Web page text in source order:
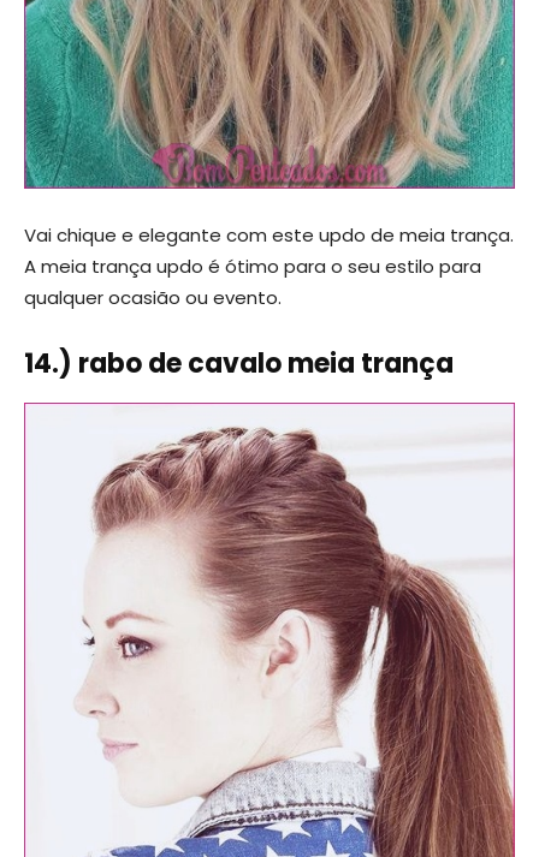
Vai chique e elegante com este updo de meia trança.
A meia trança updo é ótimo para o seu estilo para
qualquer ocasião ou evento.
14.) rabo de cavalo meia trança